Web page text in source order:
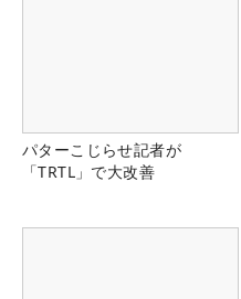
パターこじらせ記者が
「TRTL」で大改善